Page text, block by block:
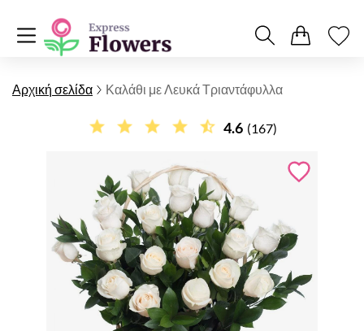
Αρχική σελίδα Καλάθι με Λευκά Τριαντάφυλλα
4.6 (167)